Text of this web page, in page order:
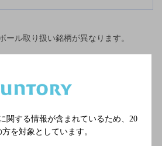
ール取り扱い銘柄が異なります。
リームが飲める,結婚式の2次会におす
達人店
関連ページ
関する情報が含まれているため、 20
を対象としています。